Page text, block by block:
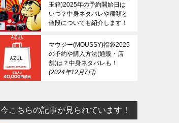
玉箱)2025年の予約開始日は
いつ？中身ネタバレや種類と
値段についても紹介します！
マウジー(MOUSSY)福袋2025
の予約や購入方法(通販・店
舗)は？中身ネタバレも！
2024年12月7日
今こちらの記事が見られています！